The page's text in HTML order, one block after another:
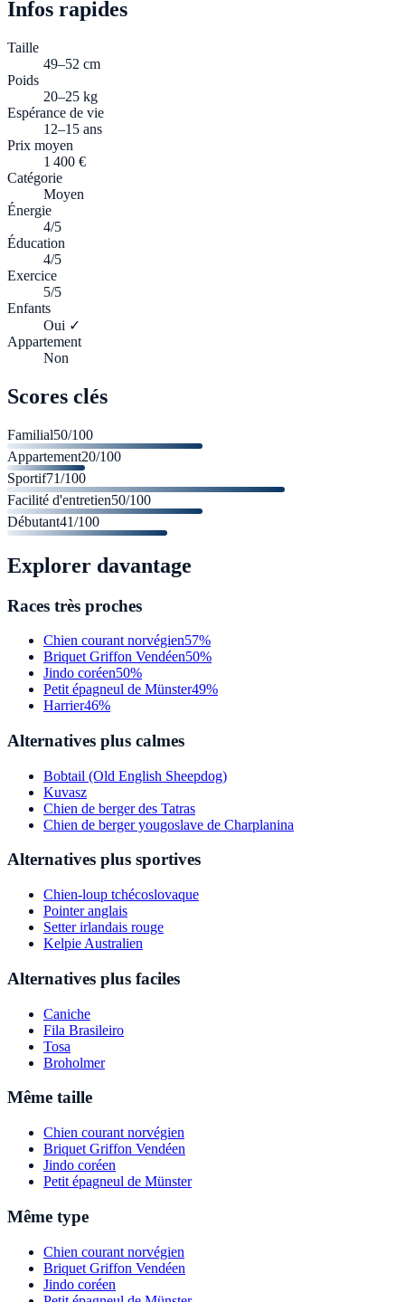
Infos rapides
Taille
49–52 cm
Poids
20–25 kg
Espérance de vie
12–15 ans
Prix moyen
1 400 €
Catégorie
Moyen
Énergie
4/5
Éducation
4/5
Exercice
5/5
Enfants
Oui ✓
Appartement
Non
Scores clés
Familial50/100
Appartement20/100
Sportif71/100
Facilité d'entretien50/100
Débutant41/100
Explorer davantage
Races très proches
Chien courant norvégien57%
Briquet Griffon Vendéen50%
Jindo coréen50%
Petit épagneul de Münster49%
Harrier46%
Alternatives plus calmes
Bobtail (Old English Sheepdog)
Kuvasz
Chien de berger des Tatras
Chien de berger yougoslave de Charplanina
Alternatives plus sportives
Chien-loup tchécoslovaque
Pointer anglais
Setter irlandais rouge
Kelpie Australien
Alternatives plus faciles
Caniche
Fila Brasileiro
Tosa
Broholmer
Même taille
Chien courant norvégien
Briquet Griffon Vendéen
Jindo coréen
Petit épagneul de Münster
Même type
Chien courant norvégien
Briquet Griffon Vendéen
Jindo coréen